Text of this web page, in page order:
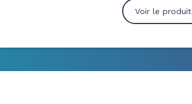
Voir le produit